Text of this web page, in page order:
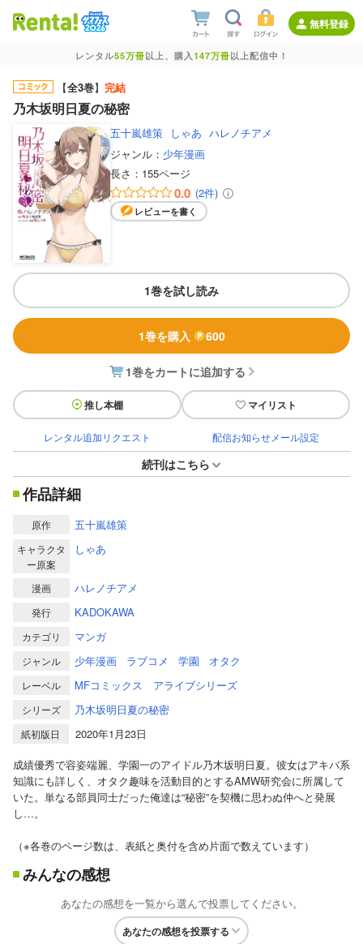
無料登録
レンタル55万冊以上、購入147万冊以上配信中！
【全3巻】 完結
乃木坂明日夏の秘密
五十嵐雄策 しゃあ ハレノチアメ
ジャンル： 少年漫画
長さ： 155ページ
0.0 (2件)
レビューを書く
1巻を試し読み
1巻を購入 600
1巻をカートに追加する
推し本棚 マイリスト
レンタル追加リクエスト 配信お知らせメール設定
続刊はこちら
作品詳細
原作 五十嵐雄策
キャラクタ
ー原案
しゃあ
漫画 ハレノチアメ
発行 KADOKAWA
カテゴリ マンガ
ジャンル 少年漫画 ラブコメ 学園 オタク
レーベル MFコミックス アライブシリーズ
シリーズ 乃木坂明日夏の秘密
紙初版日
2020年1月23日
成績優秀で容姿端麗、学園一のアイドル乃木坂明日夏。彼女はアキバ系
知識にも詳しく、オタク趣味を活動目的とするAMW研究会に所属して
いた。単なる部員同士だった俺達は“秘密”を契機に思わぬ仲へと発展
し…。
（※各巻のページ数は、表紙と奥付を含め片面で数えています）
みんなの感想
あなたの感想を一覧から選んで投票してください。
あなたの感想を投票する